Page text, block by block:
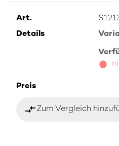
Art.
Details
Preis
compare_arrowsZum Vergleich